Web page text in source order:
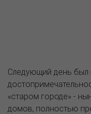
Следующий день был
«старом городе» -
домов, полностью